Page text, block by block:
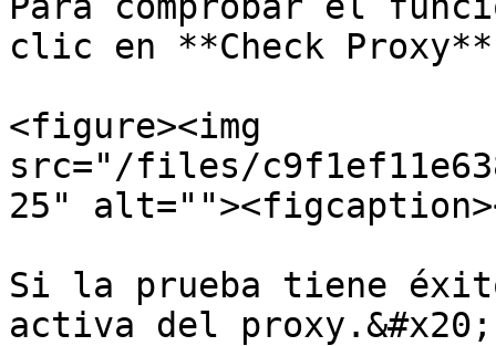
clic en **Check
<figure><img
src="/files/
25"
Si la prueba tiene
activa del proxy.&#x20;